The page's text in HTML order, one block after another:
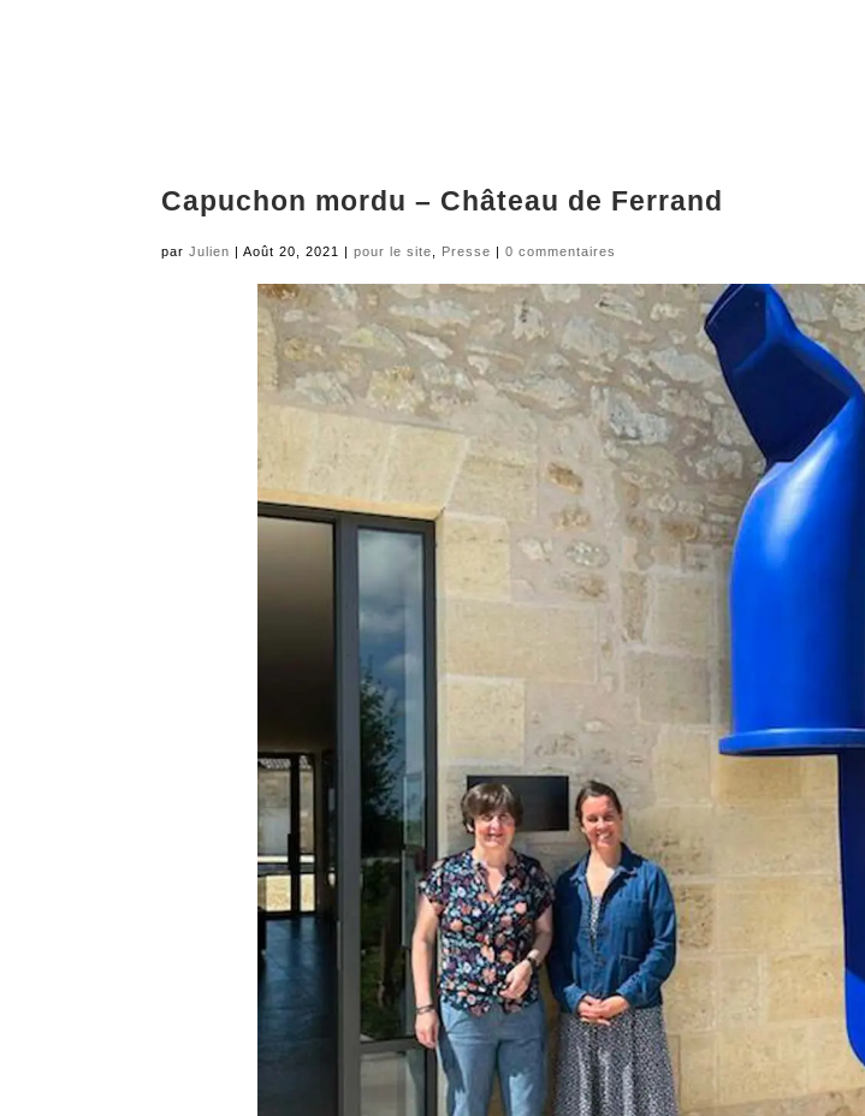
Capuchon mordu – Château de Ferrand
parJulien |Août 20, 2021 |pour le site Presse |0 commentaires